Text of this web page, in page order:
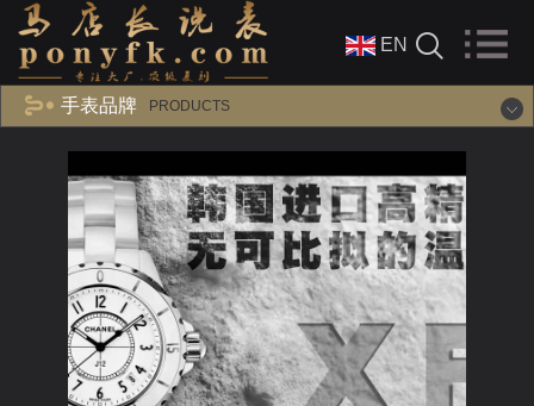
EN
手表品牌 PRODUCTS